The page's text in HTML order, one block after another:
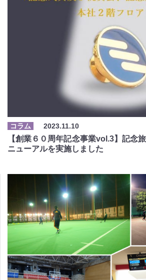
コラム 2023.11.10
【創業６０周年記念事業vol.3】記念
ニューアルを実施しました